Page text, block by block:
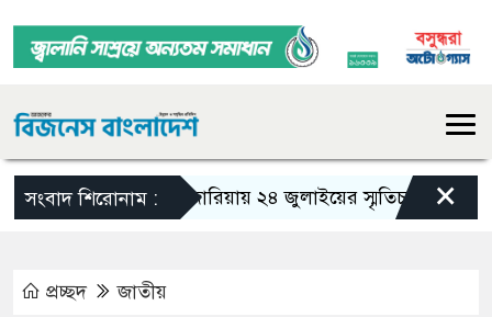
সংবাদ শিরোনাম :গজারিয়ায় ২৪ জুলাইয়ের স্মৃতিচারণ: গুমের
×
প্রচ্ছদ জাতীয়